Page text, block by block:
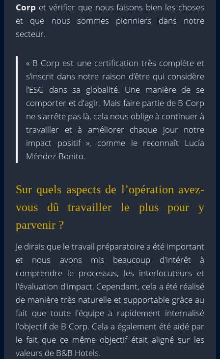
Corp et vérifier que nous faisons bien les choses
et que nous sommes pionniers dans notre
secteur.
« B Corp est une certification très complète et
s’inscrit dans notre raison d’être qui considère
l’ESG dans sa globalité. Une manière de se
comporter et d'agir. Mais faire partie de B Corp
ne s'arrête pas là, cela nous oblige à continuer à
travailler et à améliorer chaque jour notre
impact positif », comme le reconnaît Lucía
Méndez-Bonito.
Sur quels aspects de l’opération avez-
vous dû travailler le plus pour y
parvenir ?
Je dirais que le travail préparatoire a été important
et nous avons mis beaucoup d'intérêt à
comprendre le processus, les interlocuteurs et
l'évaluation d'impact. Cependant, cela a été réalisé
de manière très naturelle et supportable grâce au
fait que toute l'équipe a rapidement internalisé
l'objectif de B Corp. Cela a également été aidé par
le fait que ce même objectif était aligné sur les
valeurs de B&B Hotels.